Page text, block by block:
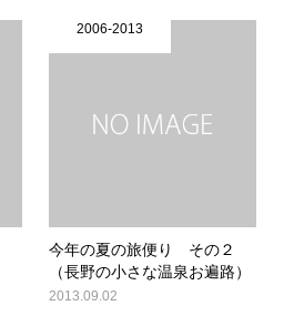
2006-2013
今年の夏の旅便り その２
（長野の小さな温泉お遍路）
2013.09.02